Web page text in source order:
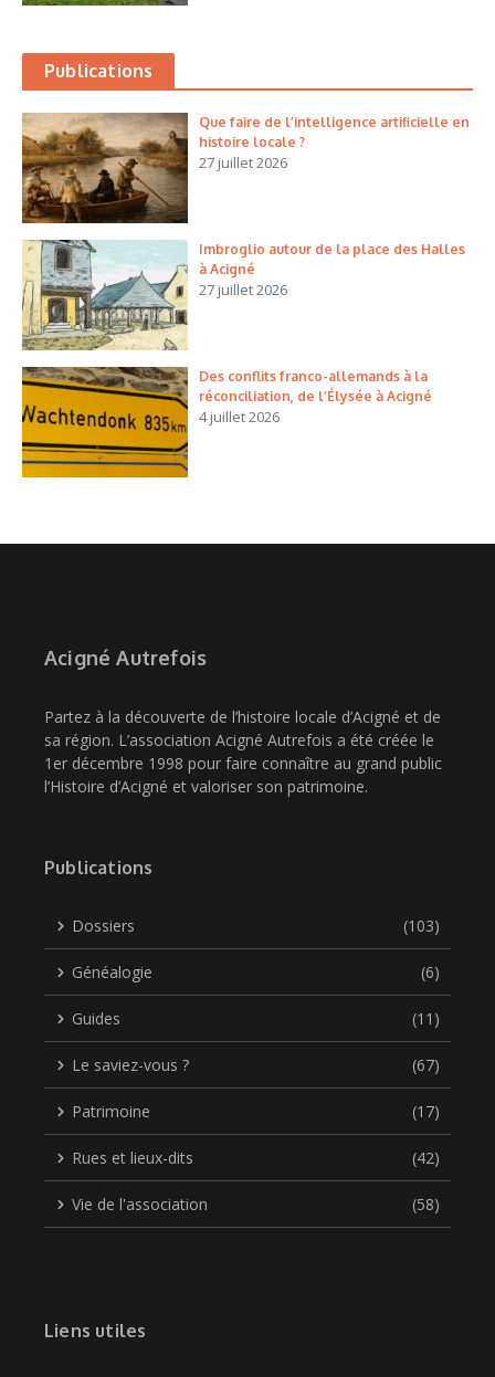
Publications
Que faire de l’intelligence artificielle en
histoire locale ?
27 juillet 2026
Imbroglio autour de la place des Halles
à Acigné
27 juillet 2026
Des conflits franco-allemands à la
réconciliation, de l’Élysée à Acigné
4 juillet 2026
Acigné Autrefois
Partez à la découverte de l’histoire locale d’Acigné et de
sa région. L’association Acigné Autrefois a été créée le
1er décembre 1998 pour faire connaître au grand public
l’Histoire d’Acigné et valoriser son patrimoine.
Publications
Dossiers (103)
Généalogie (6)
Guides (11)
Le saviez-vous ? (67)
Patrimoine (17)
Rues et lieux-dits (42)
Vie de l'association (58)
Liens utiles